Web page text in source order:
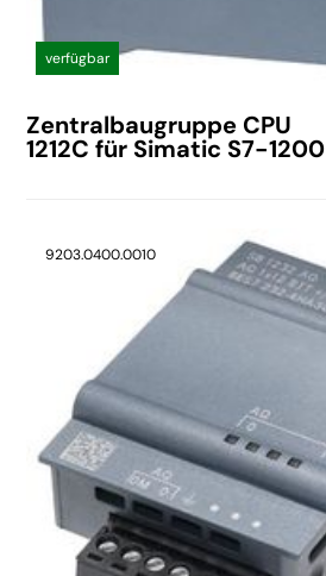
verfügbar
Zentralbaugruppe CPU
1212C für Simatic S7-1200
9203.0400.0010